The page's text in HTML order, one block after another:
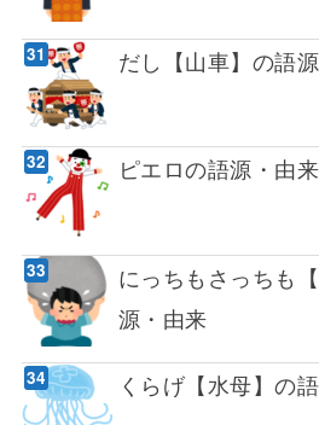
だし【山車】の語
ピエロの語源・由来
にっちもさっちも
源・由来
くらげ【水母】の